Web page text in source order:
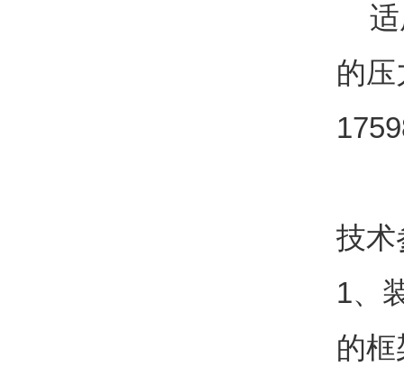
的
技术
1、
的